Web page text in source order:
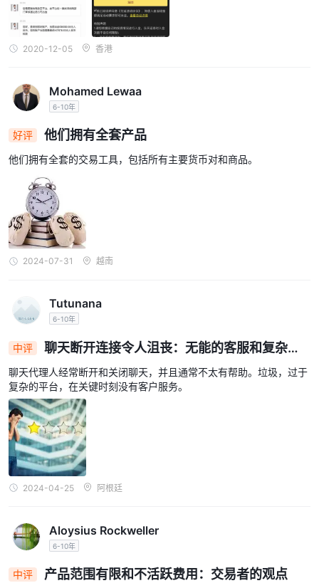
并且处理时间可能会因所选的提款方式而异。
费用
乐天证券收取与闲置费、货币转换费和隔夜融资费相关的各种费用。
闲置费
: 乐天证券如果账户在一段时间内未用于交易或没有任何未平
仓头寸，则收取闲置费。费用金额和闲置期因帐户类型而异。
用金额取决于交易的货币对和使用的货币兑换方法。
隔夜融资费用: 乐天证券隔夜持仓收取隔夜融资费用。费用金额因
交易的工具而异。
请务必注意，费用结构和费用金额可能会随时间发生变化。客户应该
检查 乐天证券' 网站或联系他们的客户支持以获取最新的费用信息。
请参阅下面的费用比较表：
注意：费用可能因账户类型、居住国家和其他因素而异。直接与经纪
人联系以获取最新的费用信息非常重要。
客户服务
乐天证券通过多种渠道为客户提供客户服务，包括
以其迅速的响应时间和乐于助人而闻名。您可以在一些社交网络上关
注他们，例如 Twitter、Facebook、YouTube、LinkedIn。
除了传统的客户服务方式， 乐天证券还在其网站上提供全面的在线
帮助中心。这包括各种资源和教育材料，例如视频教程、常见问题解
答和交易术语表。
全面的， 乐天证券其客户服务享有盛誉，许多客户称赞该公司乐于
助人且知识渊博的支持人员。
注意：列出的优缺点可能因地区和提供的具体服务而异 乐天证券.
乐天证券通过其网站为交易者提供教育资源。经纪人提供各种教育材
料，包括 文章、教程、网络研讨会和视频
和风险管理。教程和视频涵盖交易基础知识和经纪商交易平台的功
2020-12-05 香港
Mohamed Lewaa
6-10年
好评 他们拥有全套产品
他们拥有全套的交易工具，包括所有主要货币对和商品。
2024-07-31 越南
Tutunana
6-10年
中评
聊天断开连接令人沮丧：无能的客服和复杂的
聊天代理人经常断开和关闭聊天，并且通常不太有帮助。垃圾，过于
复杂的平台，在关键时刻没有客户服务。
2024-04-25 阿根廷
Aloysius Rockweller
6-10年
中评 产品范围有限和不活跃费用：交易者的观点